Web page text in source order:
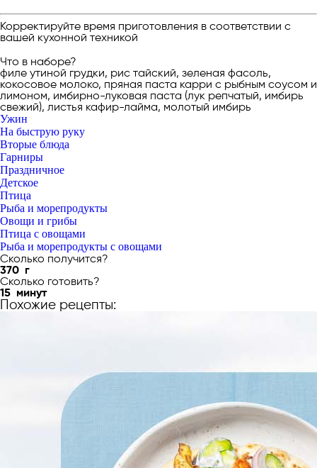
Корректируйте время приготовления в соответствии с
вашей кухонной техникой
Что в наборе?
филе утиной грудки, рис тайский, зеленая фасоль,
кокосовое молоко, пряная паста карри с рыбным соусом и
лимоном, имбирно-луковая паста (лук репчатый, имбирь
свежий), листья кафир-лайма, молотый имбирь
Ужин
На быструю руку
Вторые блюда
Гарниры
Праздничное
Детское
Птица
Рыба и морепродукты
Овощи и грибы
Птица с овощами
Рыба и морепродукты с овощами
Сколько получится?
370 г
Сколько готовить?
15 минут
Похожие рецепты: